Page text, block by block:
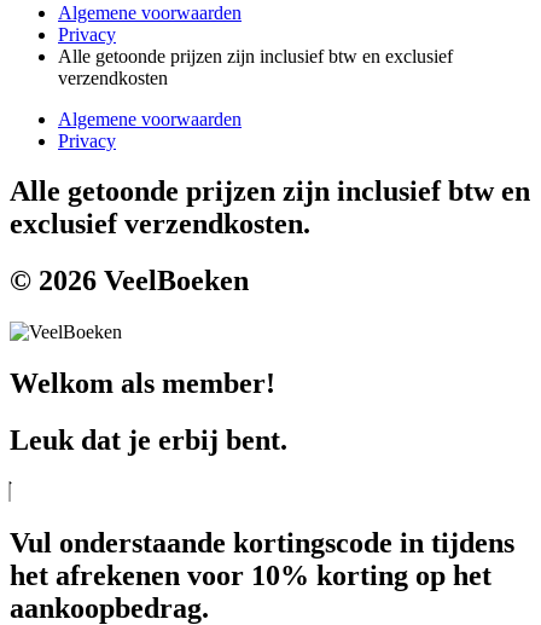
Algemene voorwaarden
Privacy
Alle getoonde prijzen zijn inclusief btw en exclusief
verzendkosten
Algemene voorwaarden
Privacy
Alle getoonde prijzen zijn inclusief btw en
exclusief verzendkosten.
© 2026 VeelBoeken
Welkom als member!
Leuk dat je erbij bent.
Vul onderstaande kortingscode in tijdens
het afrekenen voor 10% korting op het
aankoopbedrag.